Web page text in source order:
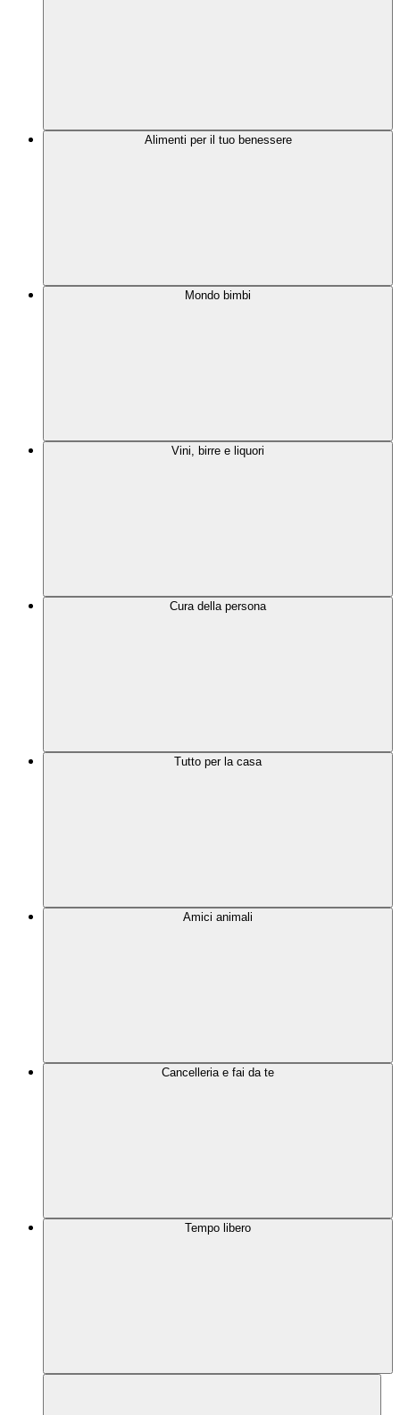
Alimenti per il tuo benessere
Mondo bimbi
Vini, birre e liquori
Cura della persona
Tutto per la casa
Amici animali
Cancelleria e fai da te
Tempo libero